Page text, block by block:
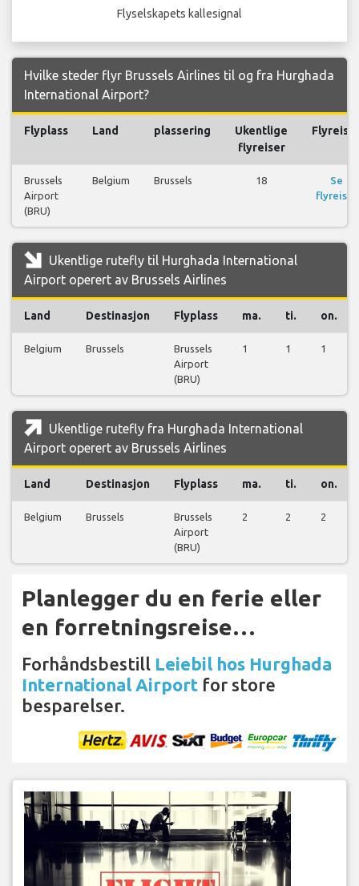
Flyselskapets kallesignal
Hvilke steder flyr Brussels Airlines til og fra Hurghada
International Airport?
Flyplass Land plassering
Ukentlige
flyreiser
Brussels
Airport
(BRU)
Belgium Brussels 18
Se
flyreiser
Ukentlige rutefly til Hurghada International
Airport operert av Brussels Airlines
Land Destinasjon Flyplass ma. ti. on.
Belgium Brussels
Brussels
Airport
(BRU)
1 1 1
Ukentlige rutefly fra Hurghada International
Airport operert av Brussels Airlines
Land Destinasjon Flyplass ma. ti. on.
Belgium Brussels
Brussels
Airport
(BRU)
2 2 2
Planlegger du en ferie eller
en forretningsreise…
Forhåndsbestill Leiebil hos Hurghada
International Airport for store
besparelser.